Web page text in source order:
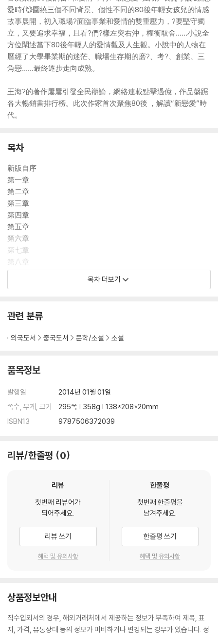
愛時代》圍繞三個不同背景、個性不同的80後年輕女孩兒的情感
故事展開，初入職場?面臨事業和愛情的雙重壓力，?要堅守獨
立，又要追求幸福，且看?們?樣左突右沖，權衡取舍……小說全
方位闡述當下80後年輕人的愛情觀及人生觀。小說中的人物在
曆經了大學畢業期的迷茫、職場生存期的磨?、考?、創業、三
角戀……最終逐步走向成熟。
王海?的著作屢屢引發全民辯論，網絡連載點擊過億，作品盤踞
各大暢銷書排行榜。此次作家首次聚焦80後 ，解讀“新戀愛”時
代。
목차
新版自序
第一章
第二章
第三章
第四章
第五章
第六章
第七章
第八章
第九章
第十三章
第十五章
第十七章
第十九章
목차 더보기
관련 분류
외국도서 중국도서 문학/소설 소설
품목정보
발행일
2014년 01월 01일
쪽수, 무게, 크기
295쪽 | 358g | 138*208*20mm
ISBN13
9787506372039
리뷰/한줄평 0
리뷰
첫번째 리뷰어가
되어주세요.
리뷰 쓰기
혜택 및 유의사항
한줄평
첫번째 한줄평을
남겨주세요.
한줄평 쓰기
혜택 및 유의사항
상품정보안내
직수입외서의 경우, 해외거래처에서 제공하는 정보가 부족하여 제목, 표
지, 가격, 유통상태 등의 정보가 미비하거나 변경되는 경우가 있습니다. 정